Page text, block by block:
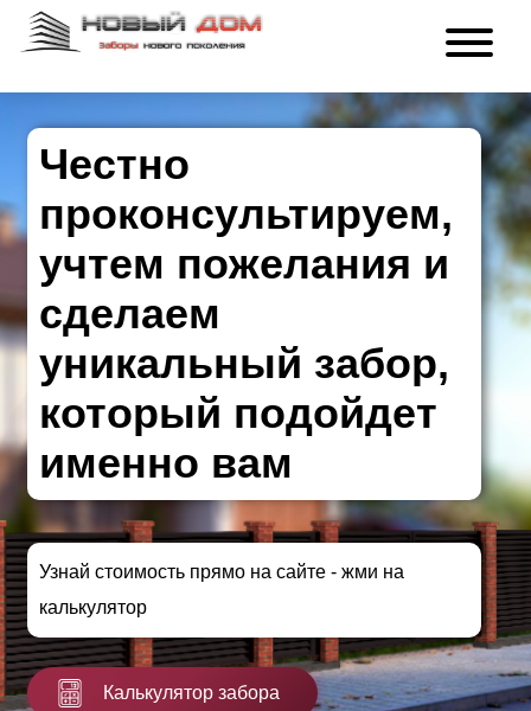
Честно
проконсультируем,
учтем пожелания и
сделаем
уникальный забор,
который подойдет
именно вам
Узнай стоимость прямо на сайте - жми на
калькулятор
Калькулятор забора